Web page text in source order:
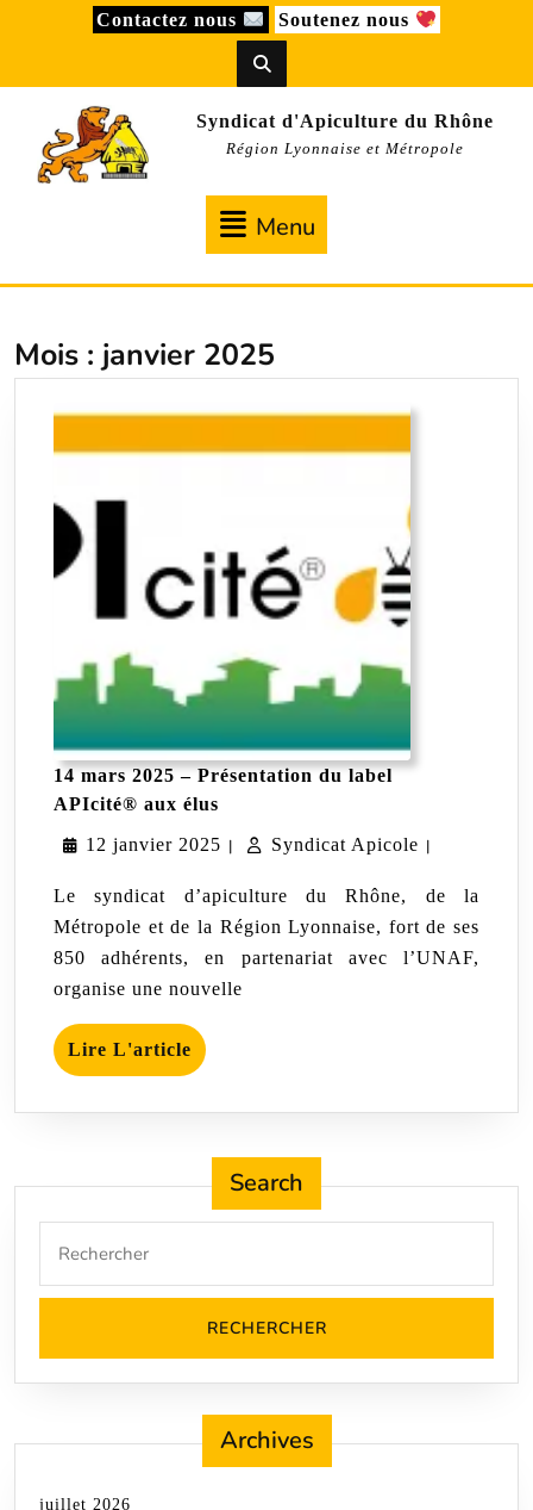
Contactez nous Soutenez nous
Syndicat d'Apiculture du Rhône
Région Lyonnaise et Métropole
Menu
Mois : janvier 2025
14 mars 2025 – Présentation du label
APIcité® aux élus
2025
Présentation
label
APIcité®
aux
12 janvier 2025 12
2025
| Syndicat Apicole Syndicat
|
Le syndicat d’apiculture du Rhône, de la
Métropole et de la Région Lyonnaise, fort de ses
850 adhérents, en partenariat avec l’UNAF,
organise une nouvelle
Lire L'article Lire
L'article
Search
for:
Archives
juillet 2026